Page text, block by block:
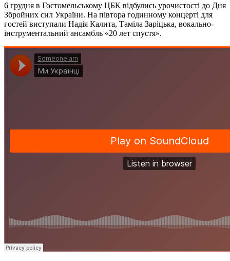
6 грудня в Гостомельському ЦБК відбулись урочистості до Дня
Збройних сил України. На півтора годинному концерті для
гостей виступали Надія Калита, Таміла Заріцька, вокально-
інструментальний ансамбль «20 лет спустя».